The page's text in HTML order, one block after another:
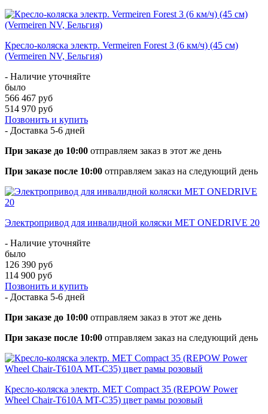
Кресло-коляска электр. Vermeiren Forest 3 (6 км/ч) (45 см)
(Vermeiren NV, Бельгия)
- Наличие уточняйте
было
566 467 руб
514 970 руб
Позвонить и купить
- Доставка 5-6 дней
При заказе до 10:00 отправляем заказ в этот же день
При заказе после 10:00 отправляем заказ на следующий день
Электропривод для инвалидной коляски MET ONEDRIVE 20
- Наличие уточняйте
было
126 390 руб
114 900 руб
Позвонить и купить
- Доставка 5-6 дней
При заказе до 10:00 отправляем заказ в этот же день
При заказе после 10:00 отправляем заказ на следующий день
Кресло-коляска электр. MET Compact 35 (REPOW Power
Wheel Chair-T610A MT-C35) цвет рамы розовый